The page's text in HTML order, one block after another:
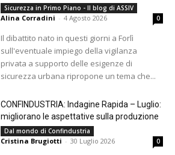
Sicurezza in Primo Piano - Il blog di ASSIV
Alina Corradini - 4 Agosto 2026 0
Il dibattito nato in questi giorni a Forlì
sull'eventuale impiego della vigilanza
privata a supporto delle esigenze di
sicurezza urbana ripropone un tema che...
CONFINDUSTRIA: Indagine Rapida – Luglio:
migliorano le aspettative sulla produzione
Dal mondo di Confindustria
Cristina Brugiotti - 30 Luglio 2026 0